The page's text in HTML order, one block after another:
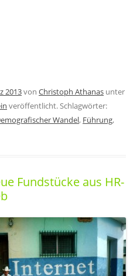
2013von Christoph Athanas unter
veröffentlicht. Schlagwörter:
Wandel, Führung,
Fundstücke aus HR-